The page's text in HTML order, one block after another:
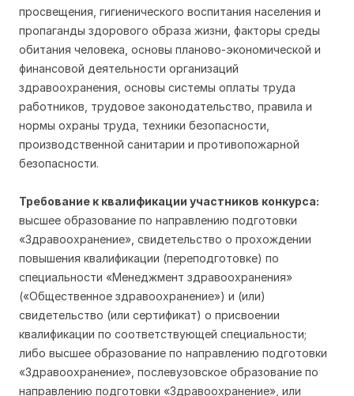
просвещения, гигиенического воспитания населения и
пропаганды здорового образа жизни, факторы среды
обитания человека, основы планово-экономической и
финансовой деятельности организаций
здравоохранения, основы системы оплаты труда
работников, трудовое законодательство, правила и
нормы охраны труда, техники безопасности,
производственной санитарии и противопожарной
безопасности.
Требование к квалификации участников конкурса:
высшее образование по направлению подготовки
«Здравоохранение», свидетельство о прохождении
повышения квалификации (переподготовке) по
специальности «Менеджмент здравоохранения»
(«Общественное здравоохранение») и (или)
свидетельство (или сертификат) о присвоении
квалификации по соответствующей специальности;
либо высшее образование по направлению подготовки
«Здравоохранение», послевузовское образование по
направлению подготовки «Здравоохранение», или